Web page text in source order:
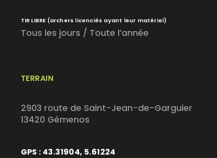
TERRAIN
2903 route de Saint-Jean-de-Garguier
13420 Gémenos
GPS : 43.31904, 5.61224
TIR LIBRE (archers licenciés ayant leur matériel)
Tous les jours / Toute l’année